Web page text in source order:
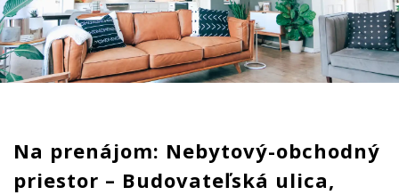
Na prenájom: Nebytový-obchodný
priestor – Budovateľská ulica,